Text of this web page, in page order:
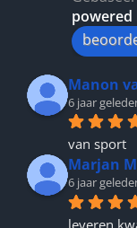
powered
Manon
6 jaar
van sport
Marjan
6 jaar
leveren